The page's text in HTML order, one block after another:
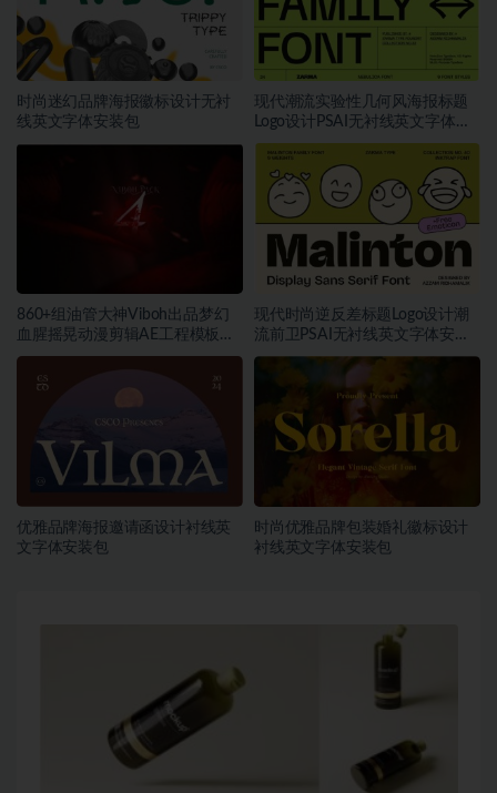
时尚迷幻品牌海报徽标设计无衬
线英文字体安装包
现代潮流实验性几何风海报标题
Logo设计PSAI无衬线英文字体安
装包
860+组油管大神Viboh出品梦幻
血腥摇晃动漫剪辑AE工程模板预
设叠加视频音效字体素材包
现代时尚逆反差标题Logo设计潮
流前卫PSAI无衬线英文字体安装
包素材
优雅品牌海报邀请函设计衬线英
文字体安装包
时尚优雅品牌包装婚礼徽标设计
衬线英文字体安装包